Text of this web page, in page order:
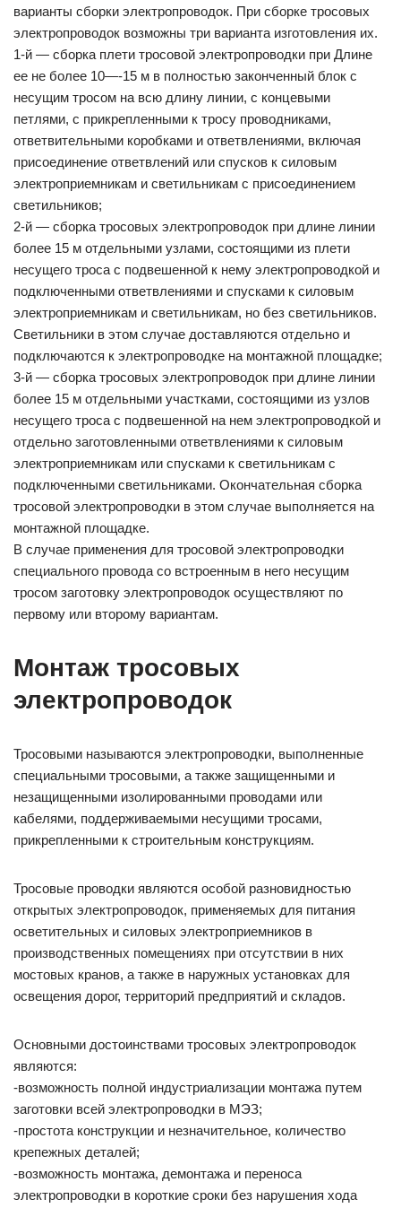
варианты сборки электропроводок. При сборке тросовых
электропроводок возможны три варианта изготовления их.
1-й — сборка плети тросовой электропроводки при Длине
ее не более 10—-15 м в полностью законченный блок с
несущим тросом на всю длину линии, с концевыми
петлями, с прикрепленными к тросу проводниками,
ответвительными коробками и ответвлениями, включая
присоединение ответвлений или спусков к силовым
электроприемникам и светильникам с присоединением
светильников;
2-й — сборка тросовых электропроводок при длине линии
более 15 м отдельными узлами, состоящими из плети
несущего троса с подвешенной к нему электропроводкой и
подключенными ответвлениями и спусками к силовым
электроприемникам и светильникам, но без светильников.
Светильники в этом случае доставляются отдельно и
подключаются к электропроводке на монтажной площадке;
3-й — сборка тросовых электропроводок при длине линии
более 15 м отдельными участками, состоящими из узлов
несущего троса с подвешенной на нем электропроводкой и
отдельно заготовленными ответвлениями к силовым
электроприемникам или спусками к светильникам с
подключенными светильниками. Окончательная сборка
тросовой электропроводки в этом случае выполняется на
монтажной площадке.
В случае применения для тросовой электропроводки
специального провода со встроенным в него несущим
тросом заготовку электропроводок осуществляют по
первому или второму вариантам.
Монтаж тросовых
электропроводок
Тросовыми называются электропроводки, выполненные
специальными тросовыми, а также защищенными и
незащищенными изолированными проводами или
кабелями, поддерживаемыми несущими тросами,
прикрепленными к строительным конструкциям.
Тросовые проводки являются особой разновидностью
открытых электропроводок, применяемых для питания
осветительных и силовых электроприемников в
производственных помещениях при отсутствии в них
мостовых кранов, а также в наружных установках для
освещения дорог, территорий предприятий и складов.
Основными достоинствами тросовых электропроводок
являются:
-возможность полной индустриализации монтажа путем
заготовки всей электропроводки в МЭЗ;
-простота конструкции и незначительное, количество
крепежных деталей;
-возможность монтажа, демонтажа и переноса
электропроводки в короткие сроки без нарушения хода